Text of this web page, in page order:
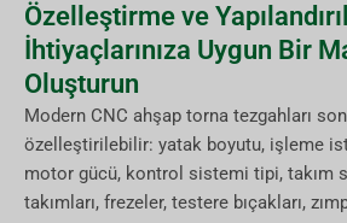
Özelleştirme ve
İhtiyaçlarınıza Uygun Bir
Oluşturun
Modern CNC ahşap torna tezgahları
özelleştirilebilir: yatak boyutu, işleme
motor gücü, kontrol sistemi tipi, takım
takımları, frezeler, testere bıçakları,